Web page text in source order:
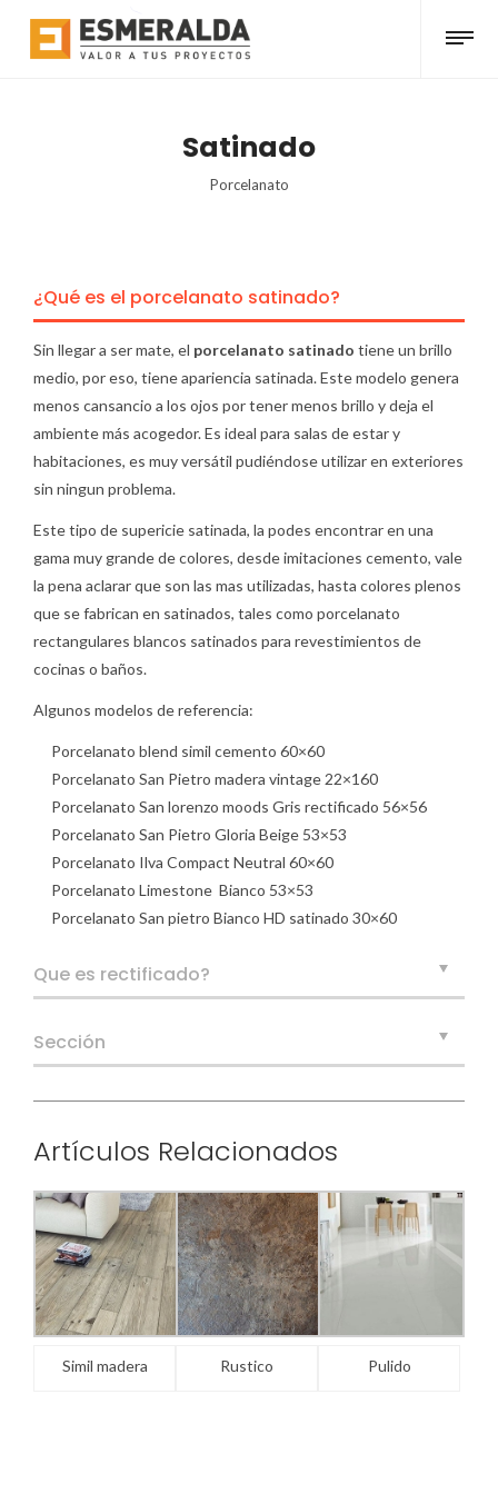
Satinado
Porcelanato
¿Qué es el porcelanato satinado?
Sin llegar a ser mate, el porcelanato satinado tiene un brillo
medio, por eso, tiene apariencia satinada. Este modelo genera
menos cansancio a los ojos por tener menos brillo y deja el
ambiente más acogedor. Es ideal para salas de estar y
habitaciones, es muy versátil pudiéndose utilizar en exteriores
sin ningun problema.
Este tipo de supericie satinada, la podes encontrar en una
gama muy grande de colores, desde imitaciones cemento, vale
la pena aclarar que son las mas utilizadas, hasta colores plenos
que se fabrican en satinados, tales como porcelanato
rectangulares blancos satinados para revestimientos de
cocinas o baños.
Algunos modelos de referencia:
Porcelanato blend simil cemento 60×60
Porcelanato San Pietro madera vintage 22×160
Porcelanato San lorenzo moods Gris rectificado 56×56
Porcelanato San Pietro Gloria Beige 53×53
Porcelanato Ilva Compact Neutral 60×60
Porcelanato Limestone Bianco 53×53
Porcelanato San pietro Bianco HD satinado 30×60
Que es rectificado?
Sección
Artículos Relacionados
Simil madera Rustico Pulido